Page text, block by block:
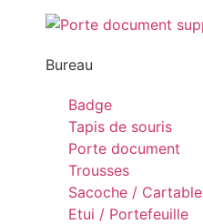
Bureau
Badge
Tapis de souris
Porte document
Trousses
Sacoche / Cartable
Etui / Portefeuille